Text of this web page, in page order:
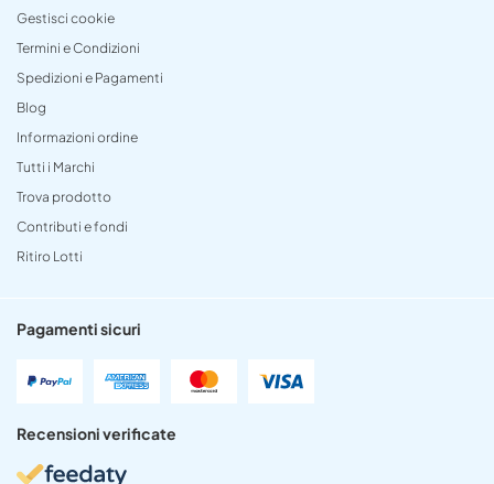
Gestisci cookie
Termini e Condizioni
Spedizioni e Pagamenti
Blog
Informazioni ordine
Tutti i Marchi
Trova prodotto
Contributi e fondi
Ritiro Lotti
Pagamenti sicuri
Recensioni verificate